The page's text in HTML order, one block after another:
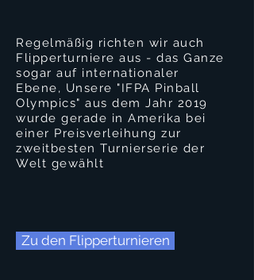
Regelmäßig richten wir auch
Flipperturniere aus - das Ganze
sogar auf internationaler
Ebene, Unsere "IFPA Pinball
Olympics" aus dem Jahr 2019
wurde gerade in Amerika bei
einer Preisverleihung zur
zweitbesten Turnierserie der
Welt gewählt
Zu den Flipperturnieren